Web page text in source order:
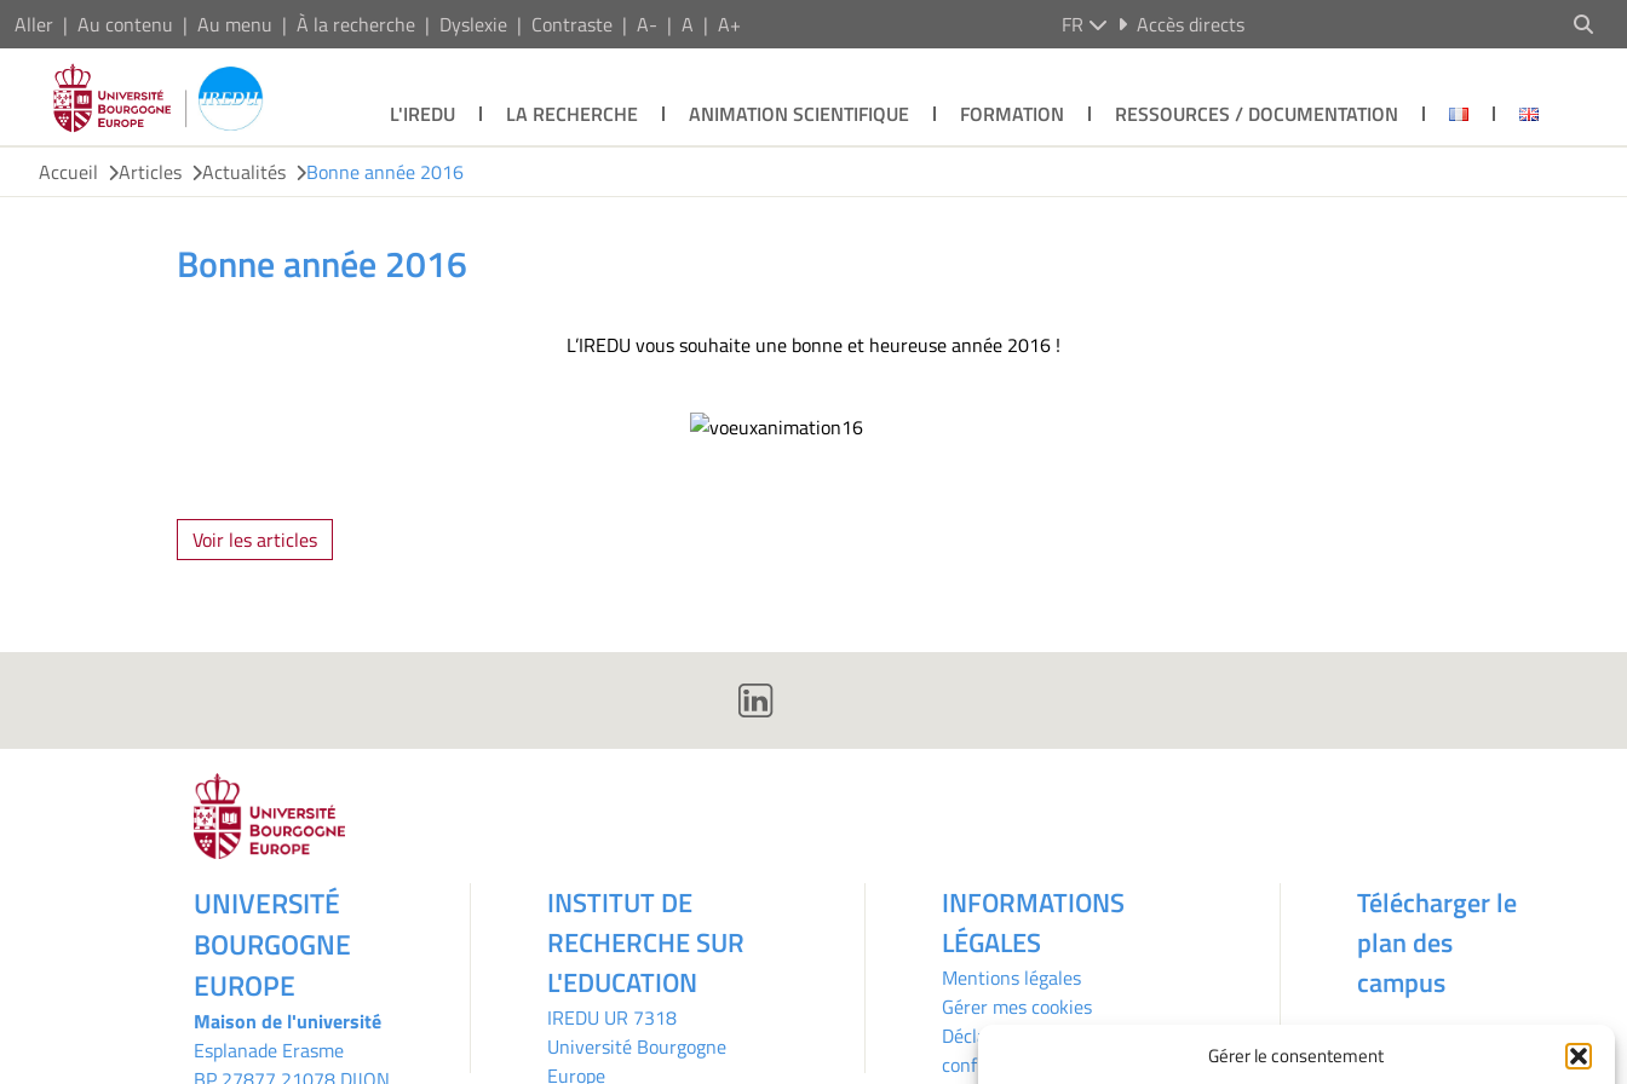
Gérer le consentement
Aller Au contenu Au menu À la recherche Dyslexie Contraste A- A A+ FR Accès directs
L'IREDU LA RECHERCHE ANIMATION SCIENTIFIQUE FORMATION
RESSOURCES / DOCUMENTATION
Accueil
Articles Actualités Bonne année 2016
Bonne année 2016
L’IREDU vous souhaite une bonne et heureuse année 2016 !
Voir les articles
UNIVERSITÉ
BOURGOGNE
EUROPE
Maison de l'université
Esplanade Erasme
INSTITUT DE
RECHERCHE SUR
L'EDUCATION
IREDU UR 7318
Université Bourgogne
Europe
INFORMATIONS
LÉGALES
Mentions légales
Gérer mes cookies
Déclaration de
confidentialité
Télécharger le
plan des
campus